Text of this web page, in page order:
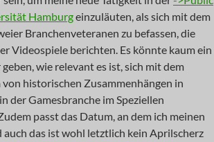
Hamburgeinzuläuten, als sich mit dem
Branchenveteranen zu befassen, die
Videospiele berichten. Es könnte kaum ein
wie relevant es ist, sich mit dem
von historischen Zusammenhängen in
der Gamesbranche im Speziellen
passt das Datum, an dem ich meinen
auch das ist wohl letztlich kein Aprilscherz